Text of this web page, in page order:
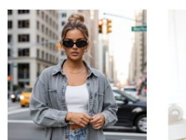
V
ý
p
i
s
p
r
o